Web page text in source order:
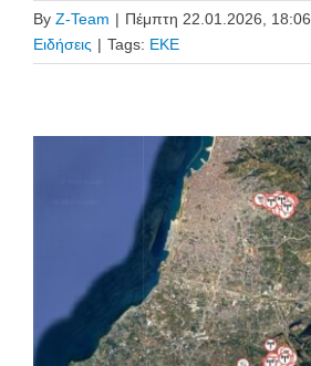
By Z-Team | Πέμπτη 22.01.2026, 18:06
Ειδήσεις | Tags: ΕΚΕ